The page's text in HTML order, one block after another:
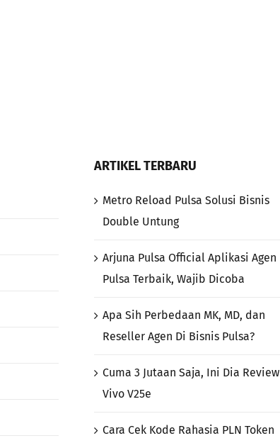
ARTIKEL TERBARU
Metro Reload Pulsa Solusi Bisnis
Double Untung
Arjuna Pulsa Official Aplikasi Agen
Pulsa Terbaik, Wajib Dicoba
Apa Sih Perbedaan MK, MD, dan
Reseller Agen Di Bisnis Pulsa?
Cuma 3 Jutaan Saja, Ini Dia Review
Vivo V25e
Cara Cek Kode Rahasia PLN Token